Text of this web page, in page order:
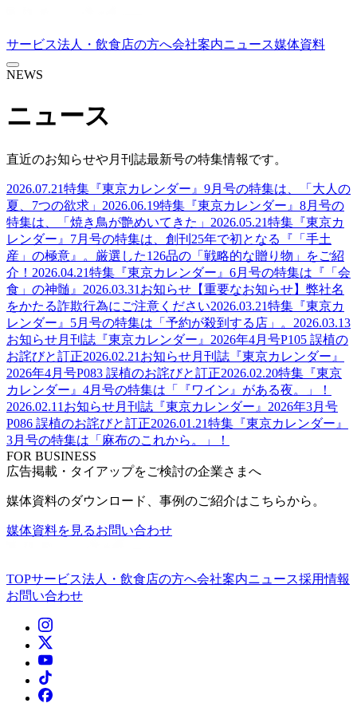
サービス法人・飲食店の方へ会社案内ニュース媒体資料
NEWS
ニュース
直近のお知らせや月刊誌最新号の特集情報です。
2026.07.21特集 『東京カレンダー』9月号の特集は、「大人の
夏、7つの欲求」 2026.06.19特集 『東京カレンダー』8月号の
特集は、「焼き鳥が艶めいてきた」 2026.05.21特集 『東京カ
レンダー』7月号の特集は、創刊25年で初となる『「手土
産」の極意』。厳選した126品の「戦略的な贈り物」をご紹
介！ 2026.04.21特集 『東京カレンダー』6月号の特集は『「会
食」の神髄』 2026.03.31 お知らせ 【重要なお知らせ】弊社名
をかたる詐欺行為にご注意ください2026.03.21特集 『東京カ
レンダー』5月号の特集は「予約が殺到する店」。 2026.03.13
お知らせ月刊誌『東京カレンダー』2026年4月号P105 誤植の
お詫びと訂正2026.02.21 お知らせ月刊誌『東京カレンダー』
2026年4月号P083 誤植のお詫びと訂正2026.02.20特集 『東京
カレンダー』4月号の特集は「『ワイン』がある夜。」！
2026.02.11 お知らせ月刊誌『東京カレンダー』2026年3月号
P086 誤植のお詫びと訂正2026.01.21特集 『東京カレンダー』
3月号の特集は「麻布のこれから。」！
FOR BUSINESS
広告掲載・タイアップをご検討の企業さまへ
媒体資料のダウンロード、事例のご紹介はこちらから。
媒体資料を見るお問い合わせ
TOPサービス法人・飲食店の方へ会社案内ニュース採用情報
お問い合わせ